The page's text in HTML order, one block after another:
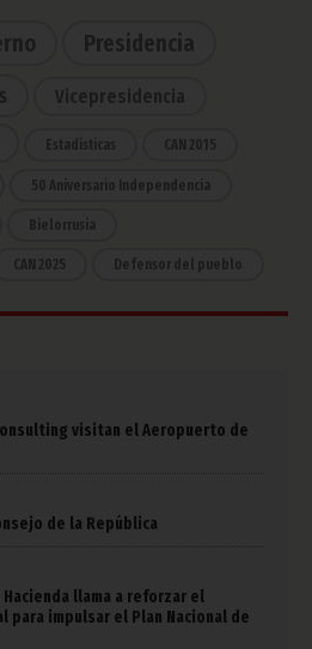
Presidencia
Vicepresidencia
Estadísticas CAN 2015
50 Aniversario Independencia
Bielorrusia
CAN 2025 Defensor del pueblo
visitan el Aeropuerto de
de la República
llama a reforzar el
impulsar el Plan Nacional de